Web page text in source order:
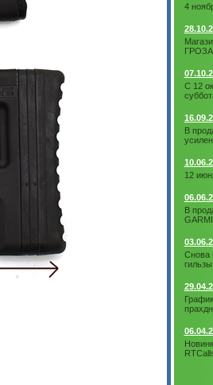
4
С 12
В
12
В
Снова